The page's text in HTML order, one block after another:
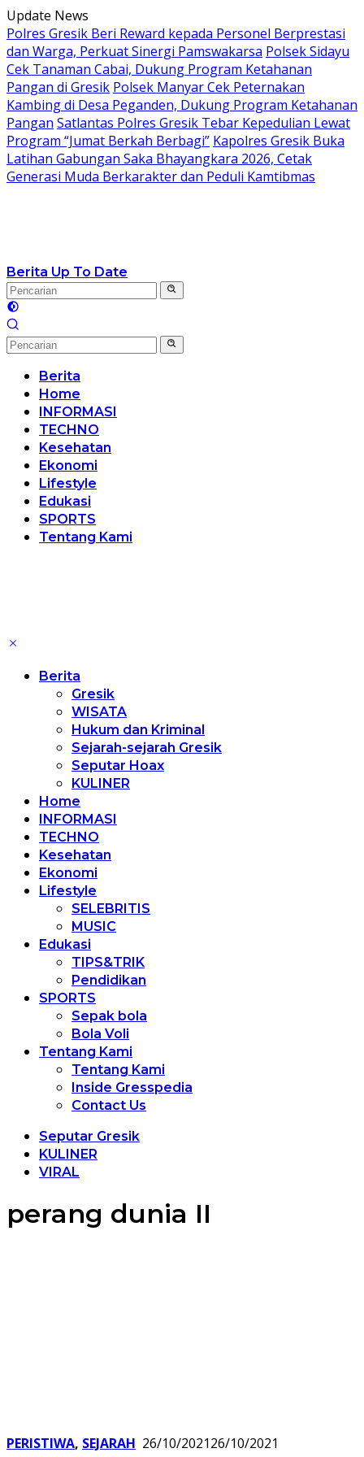
Langsung
ke
konten
Update News
Polres Gresik Beri Reward kepada Personel Berprestasi
dan Warga, Perkuat Sinergi Pamswakarsa Polsek Sidayu
Cek Tanaman Cabai, Dukung Program Ketahanan
Pangan di Gresik Polsek Manyar Cek Peternakan
Kambing di Desa Peganden, Dukung Program Ketahanan
Pangan Satlantas Polres Gresik Tebar Kepedulian Lewat
Program “Jumat Berkah Berbagi” Kapolres Gresik Buka
Latihan Gabungan Saka Bhayangkara 2026, Cetak
Generasi Muda Berkarakter dan Peduli Kamtibmas
Berita Up To Date
Berita
Home
INFORMASI
TECHNO
Kesehatan
Ekonomi
Lifestyle
Edukasi
SPORTS
Tentang Kami
Berita
Gresik
WISATA
Hukum dan Kriminal
Sejarah-sejarah Gresik
Seputar Hoax
KULINER
Home
INFORMASI
TECHNO
Kesehatan
Ekonomi
Lifestyle
SELEBRITIS
MUSIC
Edukasi
TIPS&TRIK
Pendidikan
SPORTS
Sepak bola
Bola Voli
Tentang Kami
Tentang Kami
Inside Gresspedia
Contact Us
Seputar Gresik
KULINER
VIRAL
perang dunia II
PERISTIWA, SEJARAH 26/10/202126/10/2021